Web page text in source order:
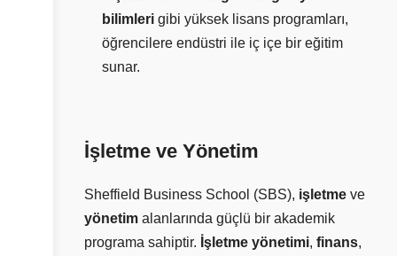
bilimleri gibi yüksek lisans programları,
öğrencilere endüstri ile iç içe bir eğitim
sunar.
İşletme ve Yönetim
Sheffield Business School (SBS), işletme ve
yönetim alanlarında güçlü bir akademik
programa sahiptir. İşletme yönetimi, finans,